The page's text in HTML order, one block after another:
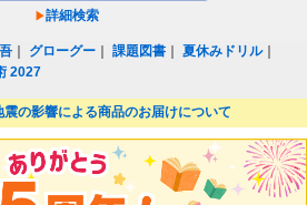
詳細検索
グローグー ｜課題図書 ｜夏休みドリル｜
2027
震の影響による商品のお届けについて